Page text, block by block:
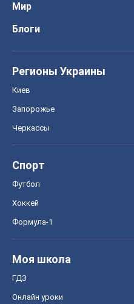
Мир
Блоги
Регионы Украины
Киев
Запорожье
Черкассы
Спорт
Футбол
Хоккей
Формула-1
Моя школа
ГДЗ
Онлайн уроки